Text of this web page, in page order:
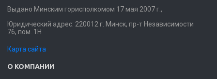
Выдано Минским горисполкомом 17 мая 2007 г.,
Юридический адрес: 220012 г. Минск, пр-т Независимости
76, пом. 1Н
Карта сайта
О КОМПАНИИ